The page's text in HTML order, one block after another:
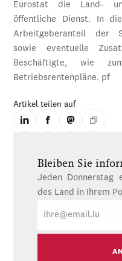
Eurostat die Land-
öffentliche Dienst. In
Arbeitgeberanteil der
sowie eventuelle
Beschäftigte, wie
Betriebsrentenpläne. pf
Artikel teilen auf
Bleiben Sie
Jeden Donnerstag
des Land in Ihrem
Mail